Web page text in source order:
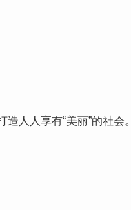
人人享有“美丽”的社会。